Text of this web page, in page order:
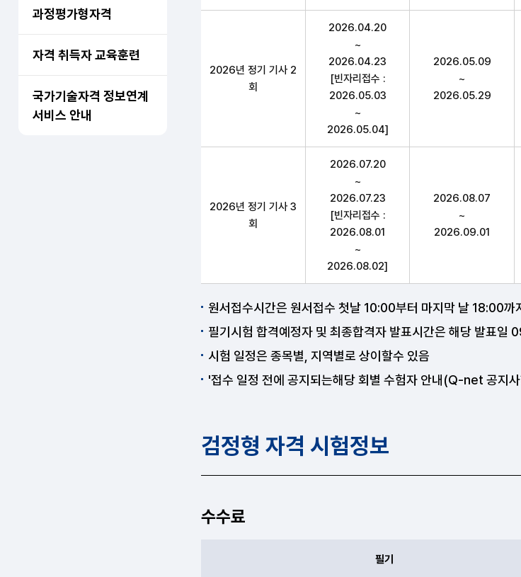
과정평가형자격
자격 취득자 교육훈련
국가기술자격 정보연계
서비스 안내
2026년 정기 기사 2
회
2026.04.20
~
2026.04.23
[빈자리접수 :
2026.05.03
~
2026.05.04]
2026.05.09
~
2026.05.29
2026년 정기 기사 3
회
2026.07.20
~
2026.07.23
[빈자리접수 :
2026.08.01
~
2026.08.02]
2026.08.07
~
2026.09.01
원서접수시간은 원서접수 첫날 10:00부터 마지막 날 18:00까
필기시험 합격예정자 및 최종합격자 발표시간은 해당 발표일
시험 일정은 종목별, 지역별로 상이할수 있음
'접수 일정 전에 공지되는해당 회별 수험자 안내(Q-net 공지
검정형 자격 시험정보
수수료
필기